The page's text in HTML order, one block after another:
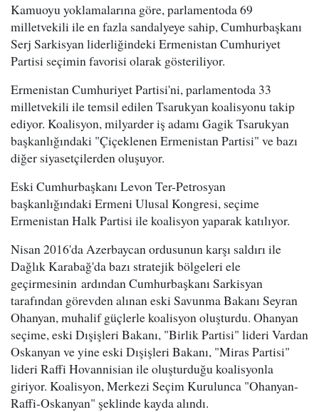
Kamuoyu yoklamalarına göre, parlamentoda 69
milletvekili ile en fazla sandalyeye sahip, Cumhurbaşkanı
Serj Sarkisyan liderliğindeki Ermenistan Cumhuriyet
Partisi seçimin favorisi olarak gösteriliyor.
Ermenistan Cumhuriyet Partisi'ni, parlamentoda 33
milletvekili ile temsil edilen Tsarukyan koalisyonu takip
ediyor. Koalisyon, milyarder iş adamı Gagik Tsarukyan
başkanlığındaki "Çiçeklenen Ermenistan Partisi" ve bazı
diğer siyasetçilerden oluşuyor.
Eski Cumhurbaşkanı Levon Ter-Petrosyan
başkanlığındaki Ermeni Ulusal Kongresi, seçime
Ermenistan Halk Partisi ile koalisyon yaparak katılıyor.
Nisan 2016'da Azerbaycan ordusunun karşı saldırı ile
Dağlık Karabağ'da bazı stratejik bölgeleri ele
geçirmesinin ardından Cumhurbaşkanı Sarkisyan
tarafından görevden alınan eski Savunma Bakanı Seyran
Ohanyan, muhalif güçlerle koalisyon oluşturdu. Ohanyan
seçime, eski Dışişleri Bakanı, "Birlik Partisi" lideri Vardan
Oskanyan ve yine eski Dışişleri Bakanı, "Miras Partisi"
lideri Raffi Hovannisian ile oluşturduğu koalisyonla
giriyor. Koalisyon, Merkezi Seçim Kurulunca "Ohanyan-
Raffi-Oskanyan" şeklinde kayda alındı.